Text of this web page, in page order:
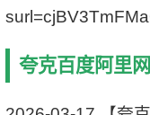
夸克百度阿里